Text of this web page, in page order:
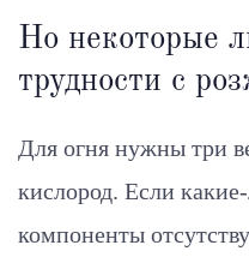
Но некоторые
трудности с
Для огня нужны три
кислород. Если
компоненты